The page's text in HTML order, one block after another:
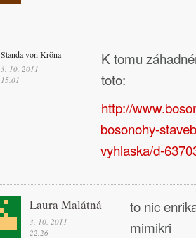
Standa von Kröna
3. 10. 2011
15.01
K tomu
toto:
http://
bosonohy-
vyhlaska/d-
Laura Malátná
3. 10. 2011
22.26
to nic
mimikri